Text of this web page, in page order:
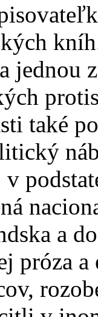
jednou
také
v
a
próza